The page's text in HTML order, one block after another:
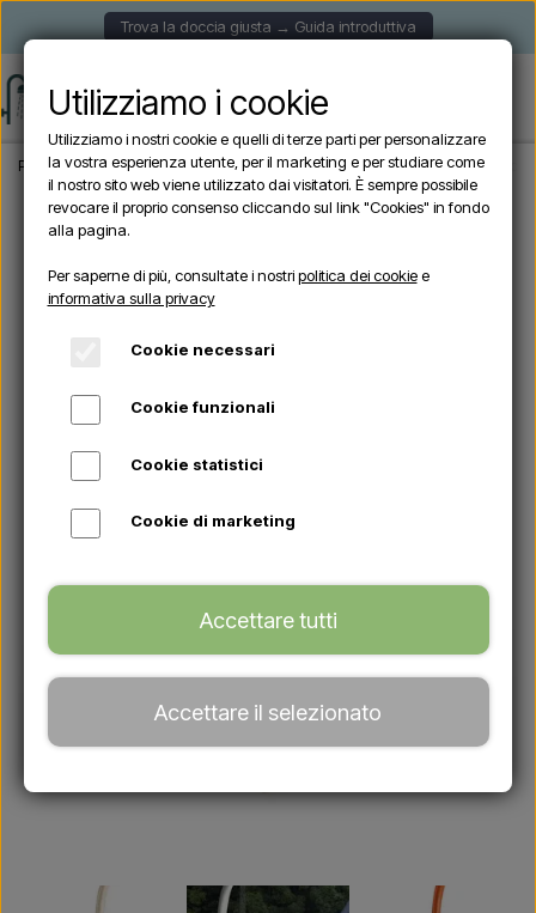
Trova la doccia giusta → Guida introduttiva
Pagina iniziale Doccia da giardino Docce solari Arkema - JOLLY A500
Utilizziamo i cookie
Utilizziamo i nostri cookie e quelli di terze parti per personalizzare
la vostra esperienza utente, per il marketing e per studiare come
il nostro sito web viene utilizzato dai visitatori. È sempre possibile
revocare il proprio consenso cliccando sul link "Cookies" in fondo
alla pagina.
Per saperne di più, consultate i nostripolitica dei cookiee
informativa sulla privacy
Cookie necessari
Cookie funzionali
Cookie statistici
Cookie di marketing
Accettare tutti
Accettare il selezionato